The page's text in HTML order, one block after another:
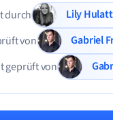
durch
Lily Hulatt
von
Gabriel
geprüft von